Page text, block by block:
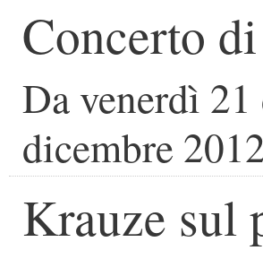
Concerto
Davenerdì
dicembre
Krauze sul